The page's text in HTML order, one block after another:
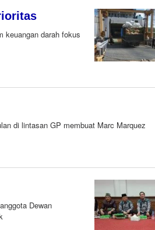
keuangan darah fokus
di lintasan GP membuat Marc Marquez
Dewan